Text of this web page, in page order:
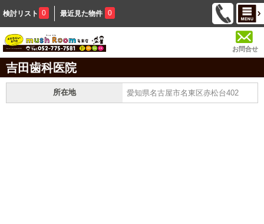
検討リスト 0 最近見た物件 0
お問合せ
吉田歯科医院
所在地 愛知県名古屋市名東区赤松台402